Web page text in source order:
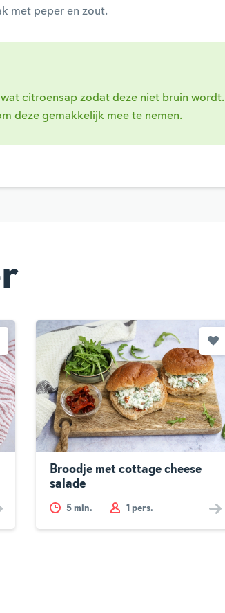
met peper en zout.
citroensap zodat deze niet bruin wordt.
deze gemakkelijk mee te nemen.
Broodje met cottage cheese
salade
5 min. 1 pers.